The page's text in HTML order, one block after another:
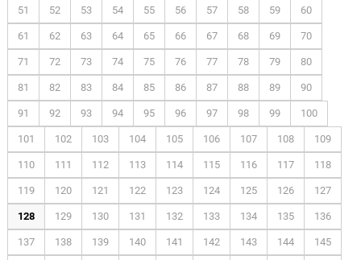
51 52 53 54 55 56 57 58 59 60
61 62 63 64 65 66 67 68 69 70
71 72 73 74 75 76 77 78 79 80
81 82 83 84 85 86 87 88 89 90
91 92 93 94 95 96 97 98 99 100
101 102 103 104 105 106 107 108 109
110 111 112 113 114 115 116 117 118
119 120 121 122 123 124 125 126 127
128 129 130 131 132 133 134 135 136
137 138 139 140 141 142 143 144 145